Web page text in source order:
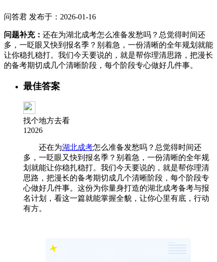
问答君 发布于：2026-01-16
问题补充： 还在为湖北成考怎么准备发愁吗？总觉得时间还
多，一眨眼又快到报名季？别着急，一份清晰的全年规划就能
让你稳扎稳打。我们今天要说的，就是帮你理清思路，把漫长
的备考期切成几个清晰阶段，每个阶段专心做好几件事。
最佳答案
找个地方去看
12026
还在为湖北成考怎么准备发愁吗？总觉得时间还
多，一眨眼又快到报名季？别着急，一份清晰的全年规
划就能让你稳扎稳打。我们今天要说的，就是帮你理清
思路，把漫长的备考期切成几个清晰阶段，每个阶段专
心做好几件事。这份为你量身打造的湖北成考备考与报
名计划，看这一篇就能掌握全貌，让你心里有底，行动
有方。